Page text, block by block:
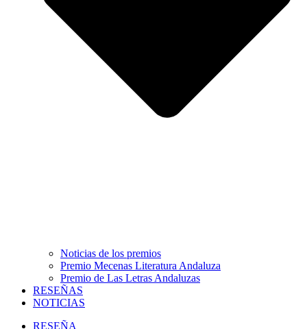
Noticias de los premios
Premio Mecenas Literatura Andaluza
Premio de Las Letras Andaluzas
RESEÑAS
NOTICIAS
RESEÑA